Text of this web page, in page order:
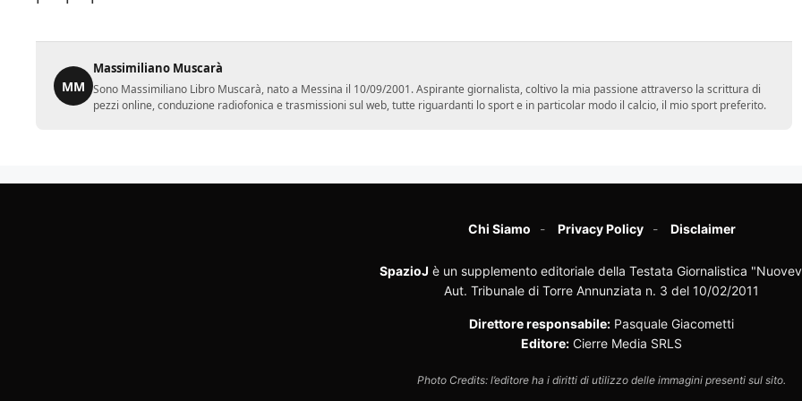
MM
Massimiliano Muscarà
Sono Massimiliano Libro Muscarà, nato a Messina il 10/09/2001. Aspirante giornalista, coltivo la mia passione attraverso la scrittura di
pezzi online, conduzione radiofonica e trasmissioni sul web, tutte riguardanti lo sport e in particolar modo il calcio, il mio sport preferito.
Chi Siamo Privacy Policy Disclaimer
SpazioJ è un supplemento editoriale della Testata Giornalistica
Aut. Tribunale di Torre Annunziata n. 3 del 10/02/2011
Direttore responsabile: Pasquale Giacometti
Editore: Cierre Media SRLS
Photo Credits: l’editore ha i diritti di utilizzo delle immagini presenti sul sito.